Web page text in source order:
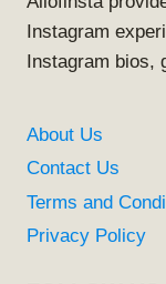
Instagram
Instagram bios,
About Us
Contact Us
Terms and
Privacy Policy